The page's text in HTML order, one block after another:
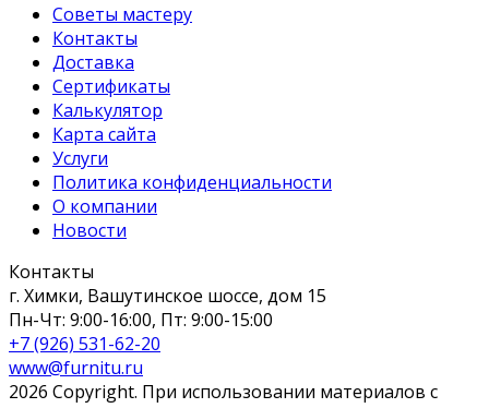
Советы мастеру
Контакты
Доставка
Сертификаты
Калькулятор
Карта сайта
Услуги
Политика конфиденциальности
О компании
Новости
Контакты
г. Химки, Вашутинское шоссе, дом 15
Пн-Чт: 9:00-16:00, Пт: 9:00-15:00
+7 (926) 531-62-20
www@furnitu.ru
2026 Copyright. При использовании материалов с